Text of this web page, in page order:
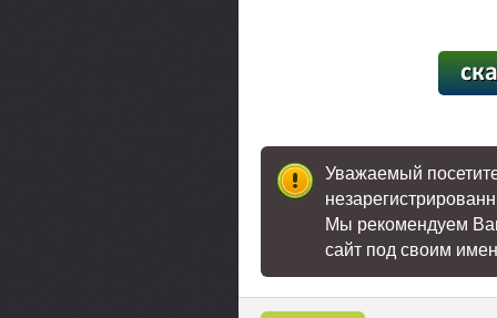
Уважаемый
Мы рекомендуем
сайт под своим